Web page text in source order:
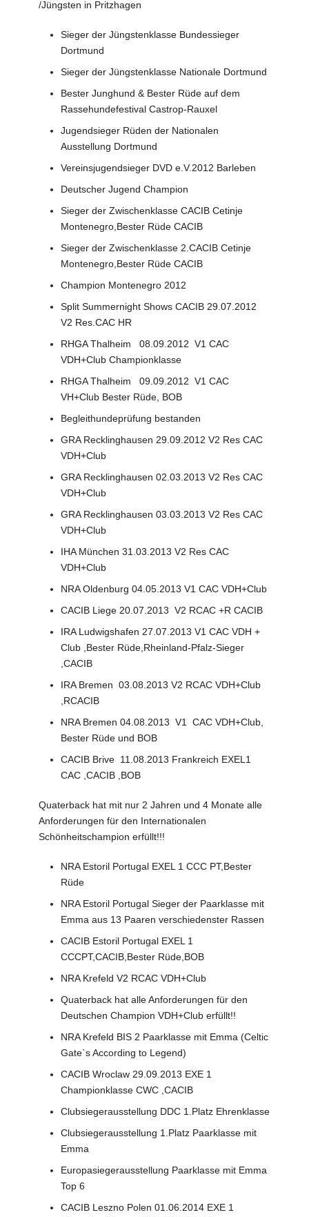
/Jüngsten in Pritzhagen
Sieger der Jüngstenklasse Bundessieger
Dortmund
Sieger der Jüngstenklasse Nationale Dortmund
Bester Junghund & Bester Rüde auf dem
Rassehundefestival Castrop-Rauxel
Jugendsieger Rüden der Nationalen
Ausstellung Dortmund
Vereinsjugendsieger DVD e.V.2012 Barleben
Deutscher Jugend Champion
Sieger der Zwischenklasse CACIB Cetinje
Montenegro,Bester Rüde CACIB
Sieger der Zwischenklasse 2.CACIB Cetinje
Montenegro,Bester Rüde CACIB
Champion Montenegro 2012
Split Summernight Shows CACIB 29.07.2012
V2 Res.CAC HR
RHGA Thalheim 08.09.2012 V1 CAC
VDH+Club Championklasse
RHGA Thalheim 09.09.2012 V1 CAC
VH+Club Bester Rüde, BOB
Begleithundeprüfung bestanden
GRA Recklinghausen 29.09.2012 V2 Res CAC
VDH+Club
GRA Recklinghausen 02.03.2013 V2 Res CAC
VDH+Club
GRA Recklinghausen 03.03.2013 V2 Res CAC
VDH+Club
IHA München 31.03.2013 V2 Res CAC
VDH+Club
NRA Oldenburg 04.05.2013 V1 CAC VDH+Club
CACIB Liege 20.07.2013 V2 RCAC +R CACIB
IRA Ludwigshafen 27.07.2013 V1 CAC VDH +
Club ,Bester Rüde,Rheinland-Pfalz-Sieger
,CACIB
IRA Bremen 03.08.2013 V2 RCAC VDH+Club
,RCACIB
NRA Bremen 04.08.2013 V1 CAC VDH+Club,
Bester Rüde und BOB
CACIB Brive 11.08.2013 Frankreich EXEL1
CAC ,CACIB ,BOB
Quaterback hat mit nur 2 Jahren und 4 Monate alle
Anforderungen für den Internationalen
Schönheitschampion erfüllt!!!
NRA Estoril Portugal EXEL 1 CCC PT,Bester
Rüde
NRA Estoril Portugal Sieger der Paarklasse mit
Emma aus 13 Paaren verschiedenster Rassen
CACIB Estoril Portugal EXEL 1
CCCPT,CACIB,Bester Rüde,BOB
NRA Krefeld V2 RCAC VDH+Club
Quaterback hat alle Anforderungen für den
Deutschen Champion VDH+Club erfüllt!!
NRA Krefeld BIS 2 Paarklasse mit Emma (Celtic
Gate`s According to Legend)
CACIB Wroclaw 29.09.2013 EXE 1
Championklasse CWC ,CACIB
Clubsiegerausstellung DDC 1.Platz Ehrenklasse
Clubsiegerausstellung 1.Platz Paarklasse mit
Emma
Europasiegerausstellung Paarklasse mit Emma
Top 6
CACIB Leszno Polen 01.06.2014 EXE 1